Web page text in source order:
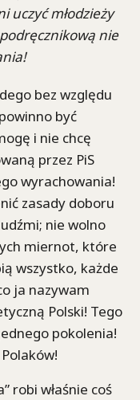
uczyć młodzieży
nie
bez względu
być
i nie chcę
przez PiS
wyrachowania!
zasady doboru
nie wolno
miernot, które
wszystko, każde
ja nazywam
Polski! Tego
pokolenia!
robi właśnie coś